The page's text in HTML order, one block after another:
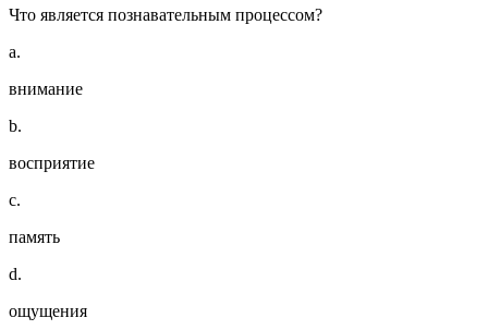
Что является познавательным процессом?
a.
внимание
b.
восприятие
c.
память
d.
ощущения